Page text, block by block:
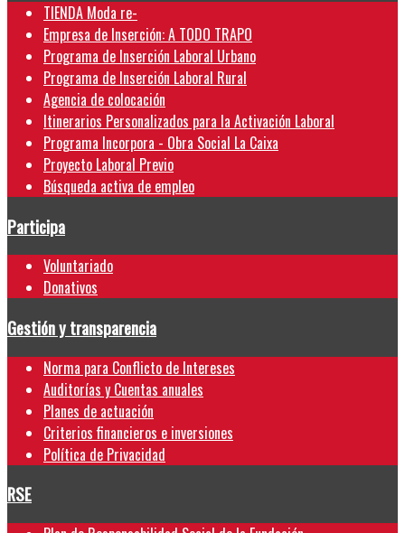
TIENDA Moda re-
Empresa de Inserción: A TODO TRAPO
Programa de Inserción Laboral Urbano
Programa de Inserción Laboral Rural
Agencia de colocación
Itinerarios Personalizados para la Activación Laboral
Programa Incorpora - Obra Social La Caixa
Proyecto Laboral Previo
Búsqueda activa de empleo
Participa
Voluntariado
Donativos
Gestión y transparencia
Norma para Conflicto de Intereses
Auditorías y Cuentas anuales
Planes de actuación
Criterios financieros e inversiones
Política de Privacidad
RSE